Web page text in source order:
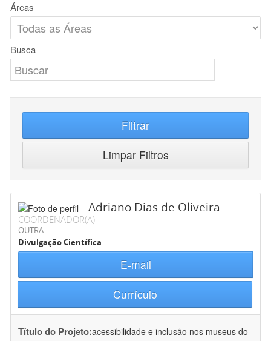
Áreas
Busca
Filtrar
Limpar Filtros
Adriano Dias de Oliveira
COORDENADOR(A)
OUTRA
Divulgação Científica
E-mail
Currículo
Título do Projeto:acessibilidade e inclusão nos museus do